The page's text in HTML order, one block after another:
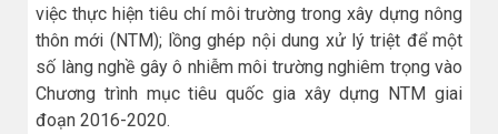
việc thực hiện tiêu chí môi trường trong xây dựng nông
thôn mới (NTM); lồng ghép nội dung xử lý triệt để một
số làng nghề gây ô nhiễm môi trường nghiêm trọng vào
Chương trình mục tiêu quốc gia xây dựng NTM giai
đoạn 2016-2020.